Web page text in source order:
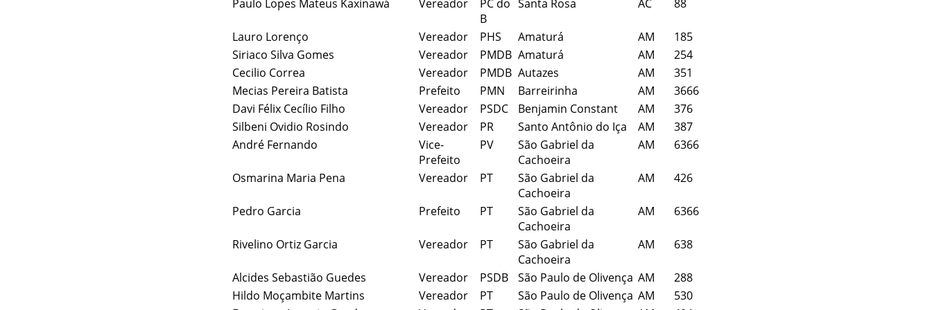
Paulo Lopes Mateus Kaxinawá Vereador
PC do
B
Santa Rosa AC 88
Lauro Lorenço Vereador PHS Amaturá AM
185
Siriaco Silva Gomes
Vereador PMDB Amaturá AM
254
Cecilio Correa
Vereador PMDB Autazes AM
351
Mecias Pereira Batista
Prefeito PMN Barreirinha AM
3666
Davi Félix Cecílio Filho
Vereador PSDC Benjamin Constant AM
376
Silbeni Ovidio Rosindo
Vereador PR Santo Antônio do Iça AM
387
André Fernando
Vice-
Prefeito
PV
São Gabriel da
Cachoeira
AM 6366
Osmarina Maria Pena Vereador PT
São Gabriel da
Cachoeira
AM 426
Pedro Garcia Prefeito PT
São Gabriel da
Cachoeira
AM 6366
Rivelino Ortiz Garcia Vereador PT
São Gabriel da
Cachoeira
AM 638
Alcides Sebastião Guedes Vereador PSDB São Paulo de Olivença AM
288
Hildo Moçambite Martins
Vereador PT São Paulo de Olivença AM
530